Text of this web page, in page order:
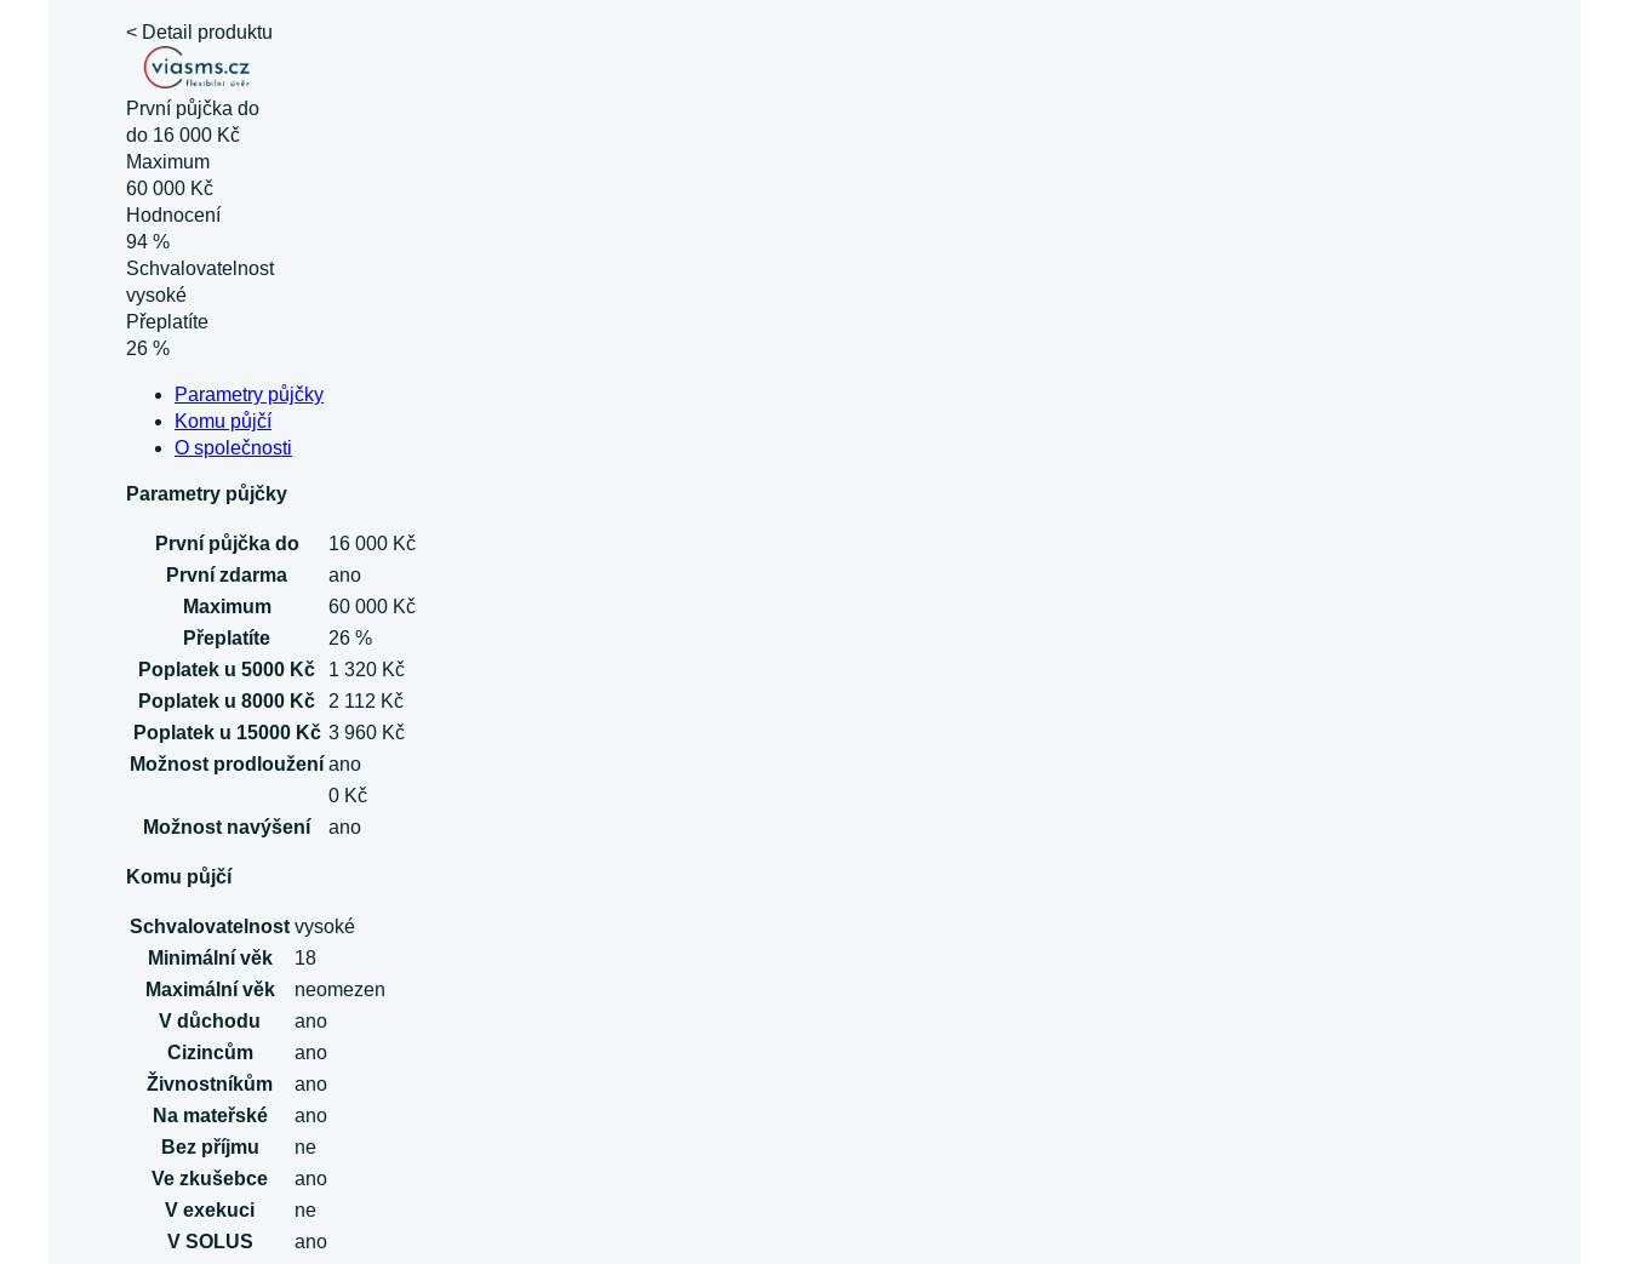
< Detail produktu
První půjčka do
do 16 000 Kč
Maximum
60 000 Kč
Hodnocení
94 %
Schvalovatelnost
vysoké
Přeplatíte
26 %
Parametry půjčky
Komu půjčí
O společnosti
Parametry půjčky
První půjčka do
16 000 Kč
První zdarma
ano
Maximum
60 000 Kč
Přeplatíte
26 %
Poplatek u 5000 Kč
1 320 Kč
Poplatek u 8000 Kč
2 112 Kč
Poplatek u 15000 Kč 3 960 Kč
Možnost prodloužení ano
0 Kč
Možnost navýšení
ano
Komu půjčí
Schvalovatelnost vysoké
Minimální věk
18
Maximální věk
neomezen
V důchodu
ano
Cizincům
ano
Živnostníkům
ano
Na mateřské
ano
Bez příjmu
ne
Ve zkušebce
ano
V exekuci
ne
V SOLUS
ano